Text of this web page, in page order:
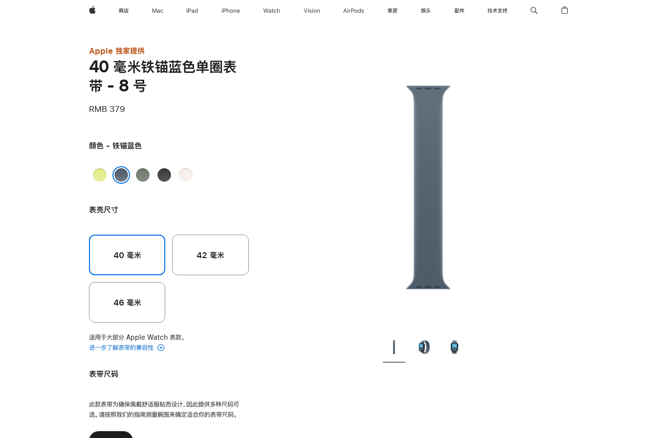
Apple 商店 Mac iPad iPhone Watch Vision AirPods 家居 娱乐 配件 技术支持
Apple 独家提供
40 毫米铁锚蓝色单圈表
带 - 8 号
RMB 379
颜色 - 铁锚蓝色
霓
色
灰
黑
淡
表壳尺寸
40 毫米 42 毫米
46 毫米
适用于大部分 Apple Watch 表款。
进一步了解表带的兼容性
表带尺码
此款表带为确保佩戴舒适服帖而设计，因此提供多种尺码可
选。请按照我们的指南测量腕围来确定适合你的表带尺码。